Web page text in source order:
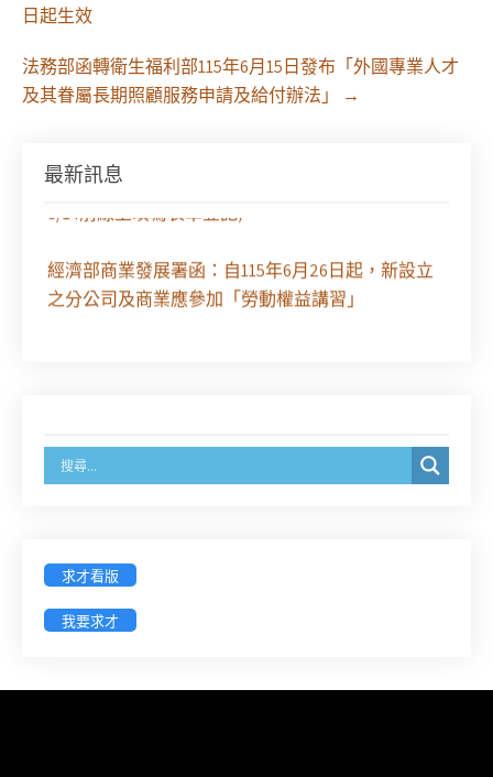
日起生效
法務部函轉衛生福利部115年6月15日發布「外國專業人才
及其眷屬長期照顧服務申請及給付辦法」
→
最新訊息
徵求參與115年教師法律諮詢補助計畫人才庫(請於
經濟部商業發展署函：自115年6月26日起，新設立
之分公司及商業應參加「勞動權益講習」
徵詢有意願擔任臺南市115年度國民中小學法治教育
（8/17截止報名，額滿提前截止，實體＋線上同
步）
衛」課程(8/12前向本會報名,實體)
求才看版
我要求才